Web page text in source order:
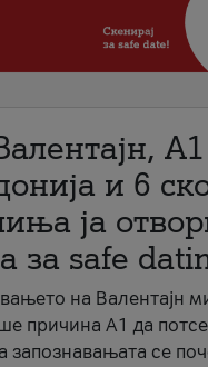
A1
и 6
ја
за safe
на Валентајн
причина А1 да
запознавањата се